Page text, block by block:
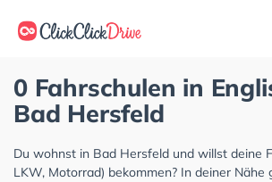
0 Fahrschulen in
Bad Hersfeld
Du wohnst in Bad Hersfeld und willst deine
LKW, Motorrad) bekommen? In deiner Nähe